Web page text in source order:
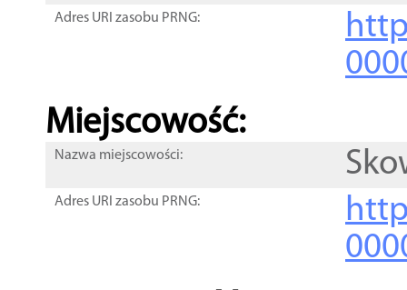
Adres URI zasobu PRNG:
Miejscowość:
Nazwa miejscowości:
Adres URI zasobu PRNG: